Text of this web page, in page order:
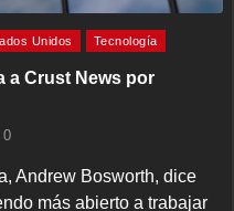
Unidos Tecnología
a Crust News por
0
Andrew Bosworth, dice
más abierto a trabajar